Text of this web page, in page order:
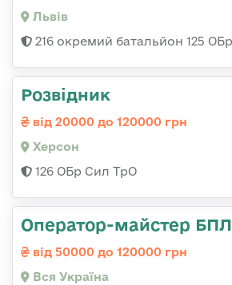
Львів
216 окремий батальйон 125
Розвідник
від 20000 до 120000 грн
Херсон
126 ОБр Сил ТрО
Оператор-майстер
від 50000 до 120000 грн
Вся Україна